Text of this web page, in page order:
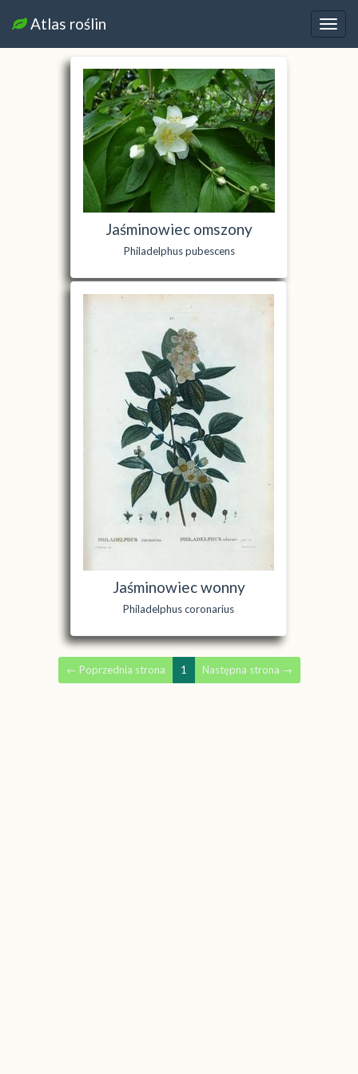
Atlas roślin
Jaśminowiec omszony
Philadelphus pubescens
Jaśminowiec wonny
Philadelphus coronarius
← Poprzednia strona 1 Następna strona →